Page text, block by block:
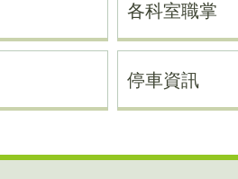
各科室職掌
停車資訊